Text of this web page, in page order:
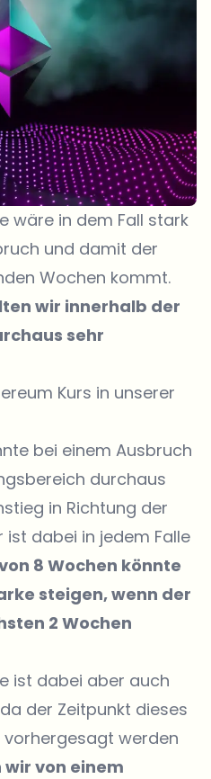
wäre in dem Fall stark
und damit der
Wochen kommt.
wir innerhalb der
sehr
Kurs in unserer
bei einem Ausbruch
durchaus
in Richtung der
ist dabei in jedem Falle
8 Wochen könnte
steigen, wenn der
2 Wochen
ist dabei aber auch
der Zeitpunkt dieses
werden
wir von einem